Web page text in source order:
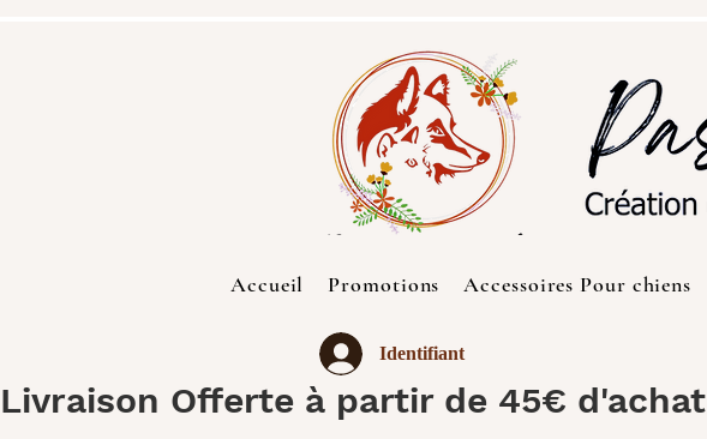
Accueil Promotions Accessoires Pour chiens
Identifiant
Livraison Offerte à partir de 45€ d'achat